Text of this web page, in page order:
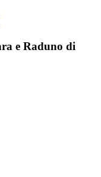
e Raduno di